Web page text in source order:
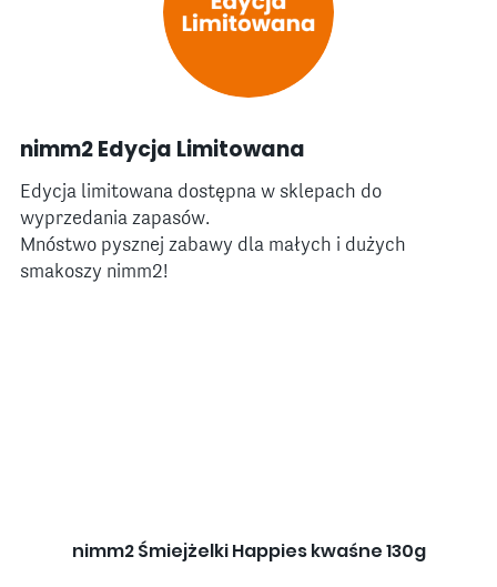
nimm2 Edycja Limitowana
Edycja limitowana dostępna w sklepach do
wyprzedania zapasów.
Mnóstwo pysznej zabawy dla małych i dużych
smakoszy nimm2!
nimm2 Śmiejżelki Happies kwaśne 130g